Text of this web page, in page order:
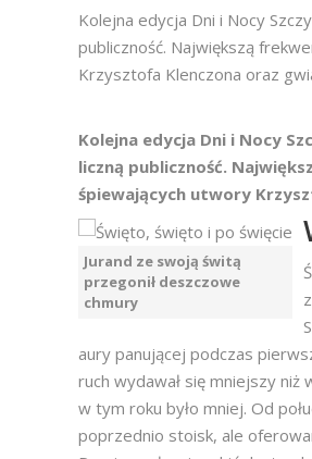
Kolejna edycja Dni i Nocy
publiczność. Największą
Krzysztofa Klenczona oraz
Kolejna edycja Dni i Nocy
liczną publiczność.
śpiewających utwory
Jurand ze swoją świtą
przegonił deszczowe
chmury
aury panującej podczas
ruch wydawał się mniejszy niż
w tym roku było mniej. Od
poprzednio stoisk, ale